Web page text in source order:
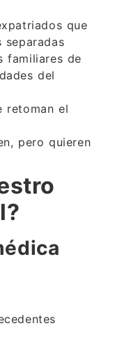
que
familiares de
del
retoman el
pero quieren